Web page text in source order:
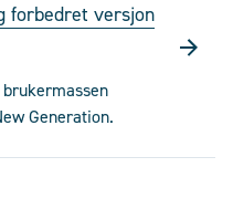
forbedret versjon
Generation.